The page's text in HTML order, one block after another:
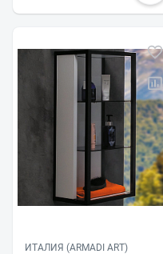
ИТАЛИЯ (ARMADI ART)